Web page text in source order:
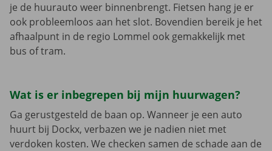
je de huurauto weer binnenbrengt. Fietsen hang je er
ook probleemloos aan het slot. Bovendien bereik je het
afhaalpunt in de regio Lommel ook gemakkelijk met
bus of tram.
Wat is er inbegrepen bij mijn huurwagen?
Ga gerustgesteld de baan op. Wanneer je een auto
huurt bij Dockx, verbazen we je nadien niet met
verdoken kosten. We checken samen de schade aan de